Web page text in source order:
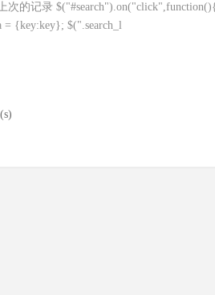
的记录
= {key:key}; $(".search_l